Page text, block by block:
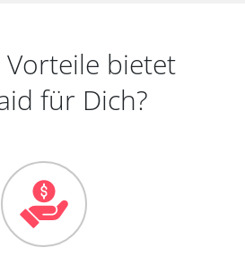
Vorteile bietet
für Dich?